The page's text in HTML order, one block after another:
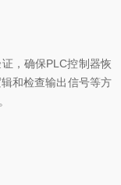
，确保PLC控制器恢
和检查输出信号等方